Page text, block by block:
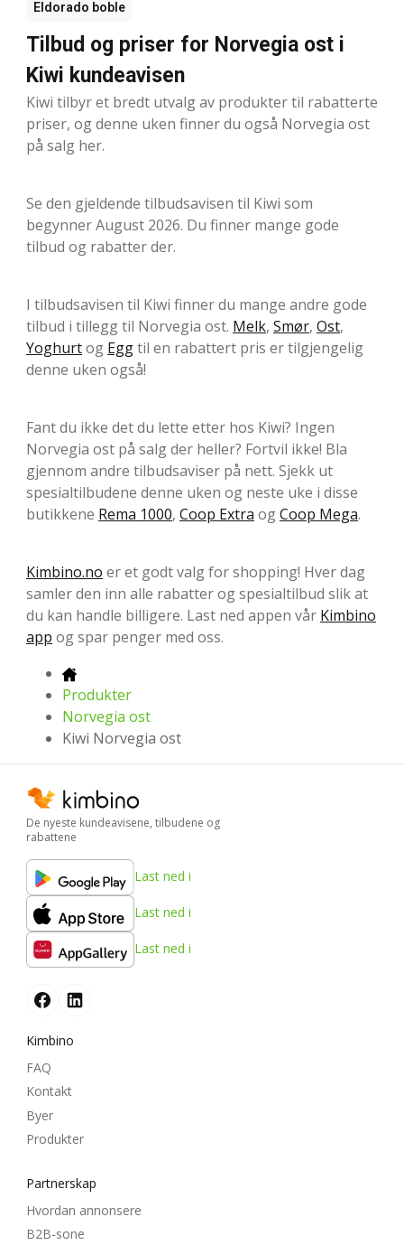
Eldorado boble
Tilbud og priser for Norvegia ost i
Kiwi kundeavisen
Kiwi tilbyr et bredt utvalg av produkter til rabatterte
priser, og denne uken finner du også Norvegia ost
på salg her.
Se den gjeldende tilbudsavisen til Kiwi som
begynner August 2026. Du finner mange gode
tilbud og rabatter der.
I tilbudsavisen til Kiwi finner du mange andre gode
tilbud i tillegg til Norvegia ost. Melk, Smør, Ost,
Yoghurtog Eggtil en rabattert pris er tilgjengelig
denne uken også!
Fant du ikke det du lette etter hos Kiwi? Ingen
Norvegia ost på salg der heller? Fortvil ikke! Bla
gjennom andre tilbudsaviser på nett. Sjekk ut
spesialtilbudene denne uken og neste uke i disse
butikkene Rema 1000, Coop Extra ogCoop Mega.
Kimbino.no er et godt valg for shopping! Hver dag
samler den inn alle rabatter og spesialtilbud slik at
du kan handle billigere. Last ned appen vår Kimbino
app og spar penger med oss.
Produkter
Norvegia ost
Kiwi Norvegia ost
De nyeste kundeavisene, tilbudene og
rabattene
Last ned i
Last ned i
Last ned i
Kimbino
FAQ
Kontakt
Byer
Produkter
Partnerskap
Hvordan annonsere
B2B-sone